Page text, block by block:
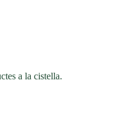
a la cistella.